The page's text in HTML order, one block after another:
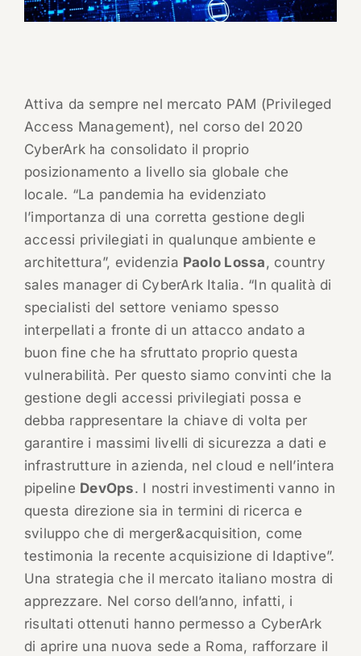
Attiva da sempre nel mercato PAM (Privileged
Access Management), nel corso del 2020
CyberArk ha consolidato il proprio
posizionamento a livello sia globale che
locale. “La pandemia ha evidenziato
l’importanza di una corretta gestione degli
accessi privilegiati in qualunque ambiente e
architettura”, evidenzia Paolo Lossa, country
sales manager di CyberArk Italia. “In qualità di
specialisti del settore veniamo spesso
interpellati a fronte di un attacco andato a
buon fine che ha sfruttato proprio questa
vulnerabilità. Per questo siamo convinti che la
gestione degli accessi privilegiati possa e
debba rappresentare la chiave di volta per
garantire i massimi livelli di sicurezza a dati e
infrastrutture in azienda, nel cloud e nell’intera
pipeline DevOps. I nostri investimenti vanno in
questa direzione sia in termini di ricerca e
sviluppo che di merger&acquisition, come
testimonia la recente acquisizione di Idaptive”.
Una strategia che il mercato italiano mostra di
apprezzare. Nel corso dell’anno, infatti, i
risultati ottenuti hanno permesso a CyberArk
di aprire una nuova sede a Roma, rafforzare il